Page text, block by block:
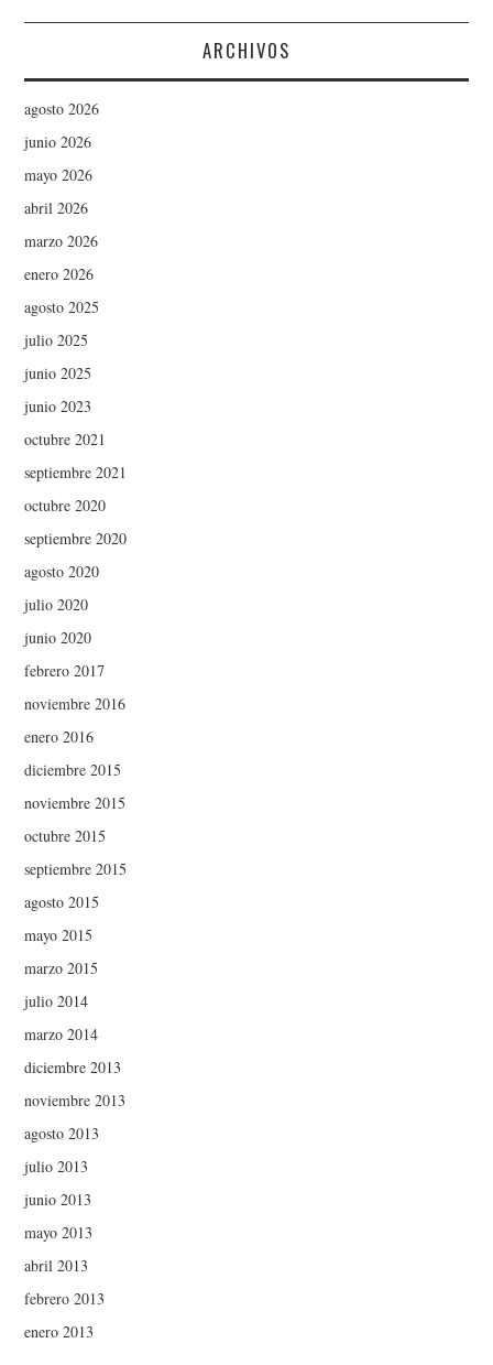
ARCHIVOS
agosto 2026
junio 2026
mayo 2026
abril 2026
marzo 2026
enero 2026
agosto 2025
julio 2025
junio 2025
junio 2023
octubre 2021
septiembre 2021
octubre 2020
septiembre 2020
agosto 2020
julio 2020
junio 2020
febrero 2017
noviembre 2016
enero 2016
diciembre 2015
noviembre 2015
octubre 2015
septiembre 2015
agosto 2015
mayo 2015
marzo 2015
julio 2014
marzo 2014
diciembre 2013
noviembre 2013
agosto 2013
julio 2013
junio 2013
mayo 2013
abril 2013
febrero 2013
enero 2013